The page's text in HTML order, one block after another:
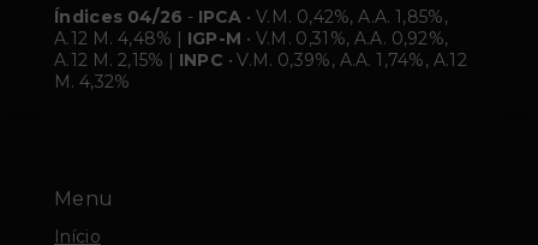
Menu
Início
Índices 04/26 - IPCA • V.M. 0,42%, A.A. 1,85%,
A.12 M. 4,48% | IGP-M • V.M. 0,31%, A.A. 0,92%,
A.12 M. 2,15% | INPC • V.M. 0,39%, A.A. 1,74%, A.12
M. 4,32%